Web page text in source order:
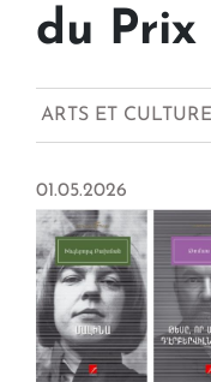
du Prix
ARTS ET CULTURE
01.05.2026